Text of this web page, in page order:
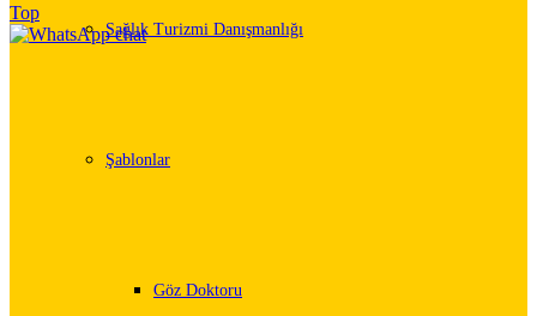
Sağlık Turizmi Danışmanlığı
Şablonlar
Göz Doktoru
Top